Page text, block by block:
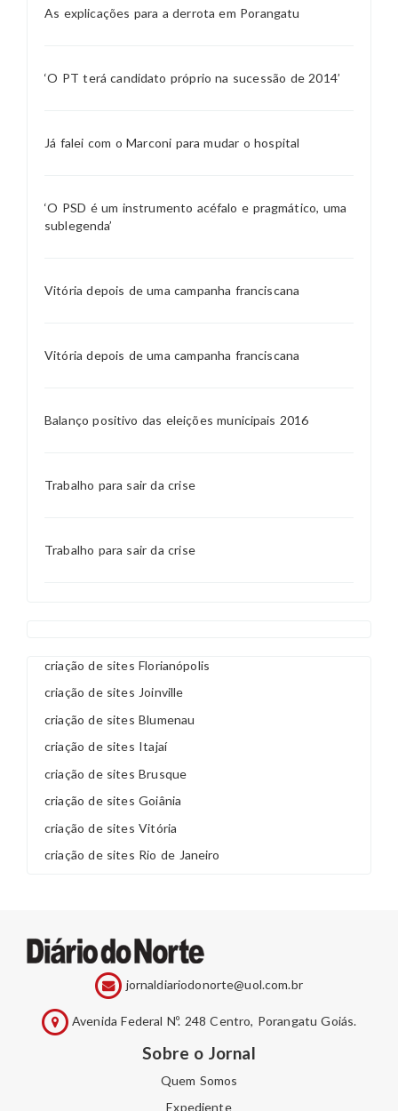
As explicações para a derrota em Porangatu
‘O PT terá candidato próprio na sucessão de 2014’
Já falei com o Marconi para mudar o hospital
‘O PSD é um instrumento acéfalo e pragmático, uma
sublegenda’
Vitória depois de uma campanha franciscana
Vitória depois de uma campanha franciscana
Balanço positivo das eleições municipais 2016
Trabalho para sair da crise
Trabalho para sair da crise
criação de sites Florianópolis
criação de sites Joinville
criação de sites Blumenau
criação de sites Itajaí
criação de sites Brusque
criação de sites Goiânia
criação de sites Vitória
criação de sites Rio de Janeiro
jornaldiariodonorte@uol.com.br
Avenida Federal Nº. 248 Centro, Porangatu Goiás.
Sobre o Jornal
Quem Somos
Expediente